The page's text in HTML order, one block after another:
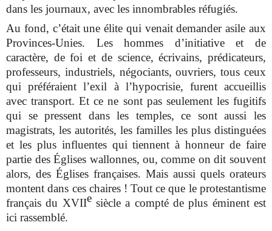
dans les journaux, avec les innombrables réfugiés.
Au fond, c’était une élite qui venait demander asile aux
Provinces-Unies. Les hommes d’initiative et de
caractère, de foi et de science, écrivains, prédicateurs,
professeurs, industriels, négociants, ouvriers, tous ceux
qui préféraient l’exil à l’hypocrisie, furent accueillis
avec transport. Et ce ne sont pas seulement les fugitifs
qui se pressent dans les temples, ce sont aussi les
magistrats, les autorités, les familles les plus distinguées
et les plus influentes qui tiennent à honneur de faire
partie des Églises wallonnes, ou, comme on dit souvent
alors, des Églises françaises. Mais aussi quels orateurs
montent dans ces chaires ! Tout ce que le protestantisme
français du XVIIesiècle a compté de plus éminent est
ici rassemblé.